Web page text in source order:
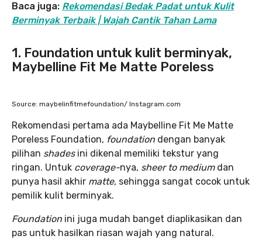
Baca juga: Rekomendasi Bedak Padat untuk Kulit
Berminyak Terbaik | Wajah Cantik Tahan Lama
1. Foundation untuk kulit berminyak,
Maybelline Fit Me Matte Poreless
Source: maybelinfitmefoundation/ Instagram.com
Rekomendasi pertama ada Maybelline Fit Me Matte
Poreless Foundation, foundation dengan banyak
pilihan shades ini dikenal memiliki tekstur yang
ringan. Untuk coverage-nya, sheer to mediumdan
punya hasil akhir matte, sehingga sangat cocok untuk
pemilik kulit berminyak.
Foundation ini juga mudah banget diaplikasikan dan
pas untuk hasilkan riasan wajah yang natural.